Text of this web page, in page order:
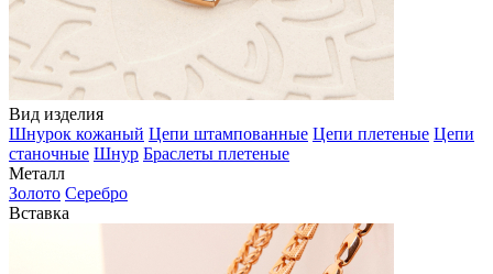
Вид изделия
Шнурок кожаный Цепи штампованные Цепи плетеные Цепи
станочные Шнур Браслеты плетеные
Металл
Золото Серебро
Вставка